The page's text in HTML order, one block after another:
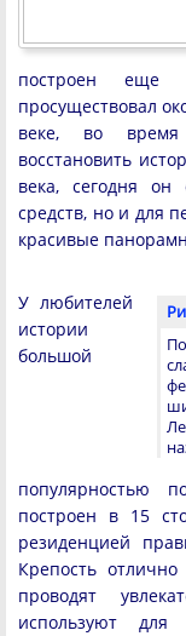
построен еще
просуществовал
веке, во
восстановить
века, сегодня он
средств, но и для
красивые
У любителей
истории
большой
популярностью
построен в 15
резиденцией
Крепость
проводят
используют для